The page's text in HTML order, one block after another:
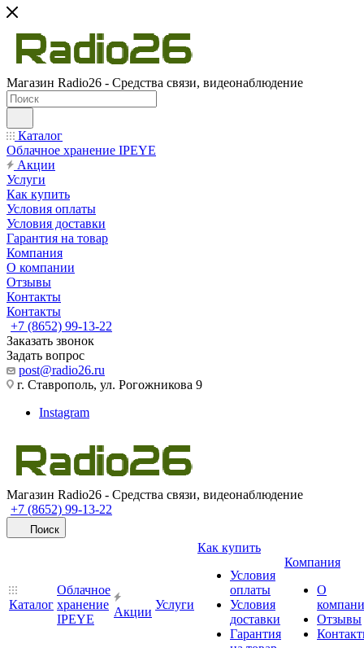
Магазин Radio26 - Средства связи, видеонаблюдение
Каталог
Облачное хранение IPEYE
Акции
Услуги
Как купить
Условия оплаты
Условия доставки
Гарантия на товар
Компания
О компании
Отзывы
Контакты
Контакты
+7 (8652) 99-13-22
Заказать звонок
Задать вопрос
post@radio26.ru
г. Ставрополь, ул. Рогожникова 9
Instagram
Магазин Radio26 - Средства связи, видеонаблюдение
+7 (8652) 99-13-22
Поиск
Каталог
Облачное
хранение
IPEYE
Акции
Услуги
Как купить
Условия
оплаты
Условия
доставки
Гарантия
Компания
О
Отзывы